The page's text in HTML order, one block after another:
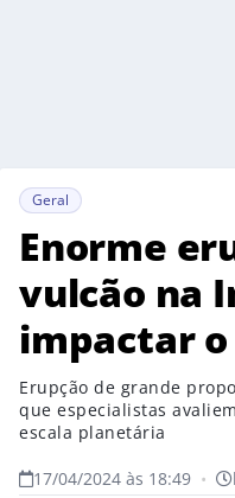
Geral
Enorme
vulcão na
impactar
Erupção de grande
que especialistas
escala planetária
17/04/2024 às 18:49 •